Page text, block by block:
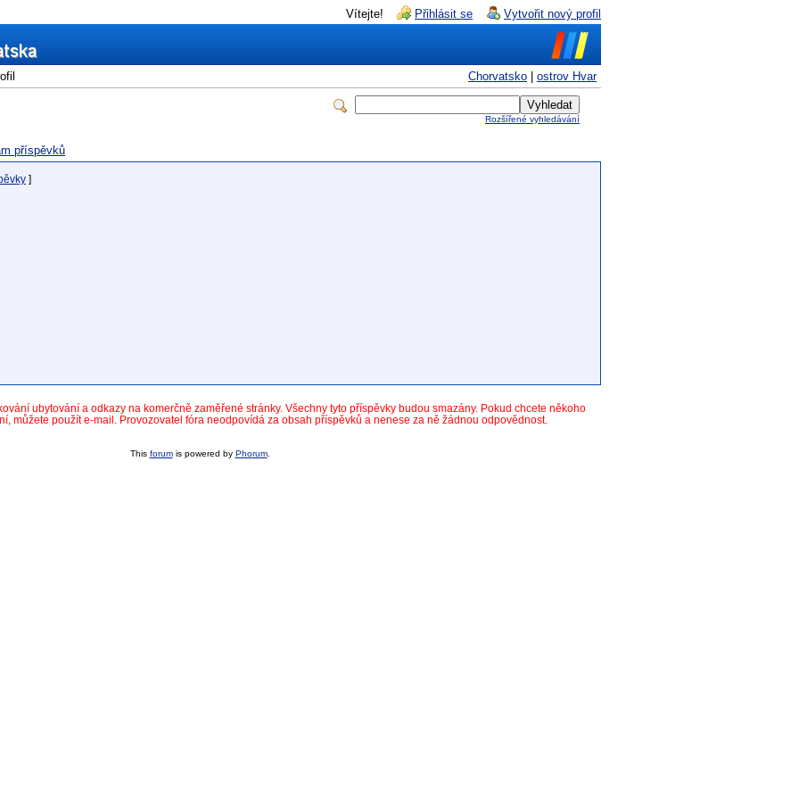
Vítejte! Přihlásit se Vytvořit nový profil
Chorvatsko ostrov Hvar
Rozšířené vyhledávání
příspěvků
]
ubytování a odkazy na komerčně zaměřené stránky. Všechny tyto příspěvky budou smazány. Pokud chcete někoho
můžete použít e-mail. Provozovatel fóra neodpovídá za obsah příspěvků a nenese za ně žádnou odpovědnost.
This forumis powered by Phorum.